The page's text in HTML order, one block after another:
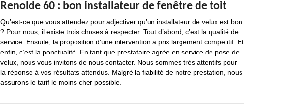
Renolde 60 : bon installateur de fenêtre de toit
Qu’est-ce que vous attendez pour adjectiver qu’un installateur de velux est bon
? Pour nous, il existe trois choses à respecter. Tout d’abord, c’est la qualité de
service. Ensuite, la proposition d’une intervention à prix largement compétitif. Et
enfin, c’est la ponctualité. En tant que prestataire agrée en service de pose de
velux, nous vous invitons de nous contacter. Nous sommes très attentifs pour
la réponse à vos résultats attendus. Malgré la fiabilité de notre prestation, nous
assurons le tarif le moins cher possible.